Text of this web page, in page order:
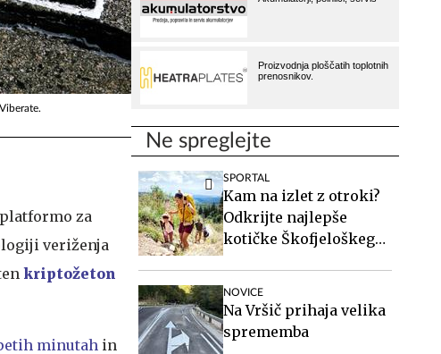
za
veriženja
kriptožeton
minutah in
Ne spreglejte
SPORTAL
Kam na izlet z otroki?
Odkrijte najlepše
kotičke Škofjeloškega
NOVICE
Na Vršič prihaja velika
sprememba